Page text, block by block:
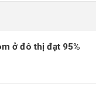
ở đô thị đạt 95%